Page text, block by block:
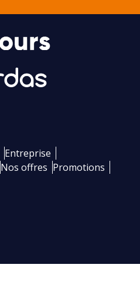
Entreprise
Nos offres Promotions